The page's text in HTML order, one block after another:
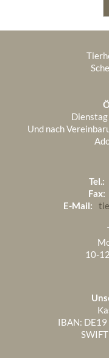
Und nach
Tel.:
Fax:
E-Mail:
10-
IBAN: